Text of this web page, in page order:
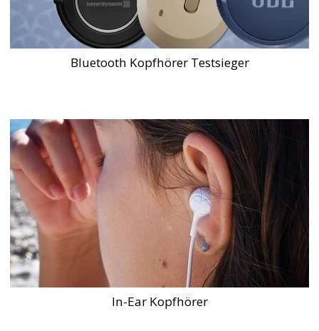
Bluetooth Kopfhörer Testsieger
In-Ear Kopfhörer